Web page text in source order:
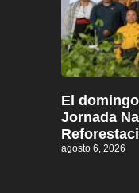
El
Jornada
agosto 6, 2026